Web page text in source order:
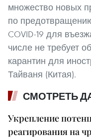
множество новых
по
COVID-19 для
числе не требует
карантин для
Тайваня (Китая).
СМОТРЕТЬ
Укрепление
реагирования на